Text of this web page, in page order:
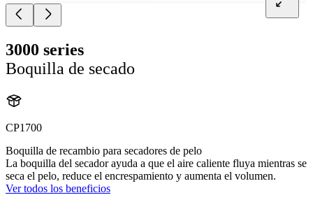
3000 series
Boquilla de secado
CP1700
Boquilla de recambio para secadores de pelo
La boquilla del secador ayuda a que el aire caliente fluya mientras se
seca el pelo, reduce el encrespamiento y aumenta el volumen.
Ver todos los beneficios